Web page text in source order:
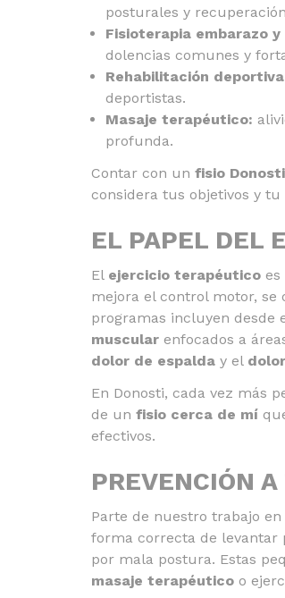
posturales y
Fisioterapia embarazo
dolencias comunes y
Rehabilitación
deportistas.
Masaje terapéutico:
profunda.
Contar con un fisio
considera tus objetivos y
EL PAPEL DEL
El ejercicio terapéutico
mejora el control motor, se
programas incluyen desde
muscular enfocados a
dolor de espalda y el
En Donosti, cada vez más
de un fisio cerca de mí
efectivos.
PREVENCIÓN
Parte de nuestro trabajo en
forma correcta de levantar
por mala postura. Estas
masaje terapéutico o